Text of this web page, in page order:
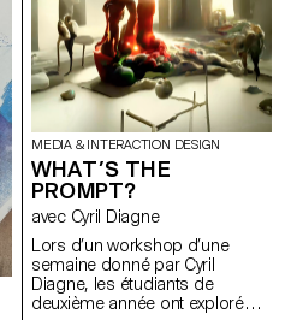
Christian Bauer, responsable
Interior Design chez MINI. Le
résultat: neuf projets innovants
et surprenants qui remettent en
question les formes et les
matériaux existants – et, par
conséquent, la manière dont
nous pourrions interagir avec
nos voitures à l’avenir – avec
beaucoup de créativité.
MEDIA & INTERACTION DESIGN
WHAT’S THE
PROMPT?
avec Cyril Diagne
Lors d’un workshop d’une
semaine donné par Cyril
Diagne, les étudiants de
deuxième année ont exploré